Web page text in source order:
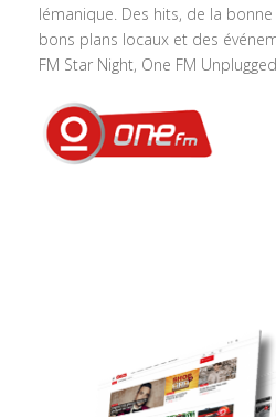
lémanique. Des hits, de la
bons plans locaux et des
FM Star Night, One FM